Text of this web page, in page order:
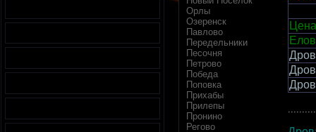
Орлы
Озеренск
Павлово
Передельники
Песочня
Петрово
Победа
Поповка
Прихабы
Прилепы
Пронино
Регово